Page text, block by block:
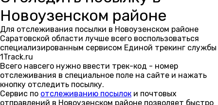
Новоузенском районе
Для отслеживания посылки в Новоузенском районе
Саратовской области лучше всего воспользоваться
специализированным сервисом Единой трекинг службы
1Track.ru
Всего навсего нужно ввести трек-код - номер
отслеживания в специальное поле на сайте и нажать
кнопку отследить посылку.
Сервис по отслеживанию посылок и почтовых
отправлений в Новоузенском районе позволяет быстро